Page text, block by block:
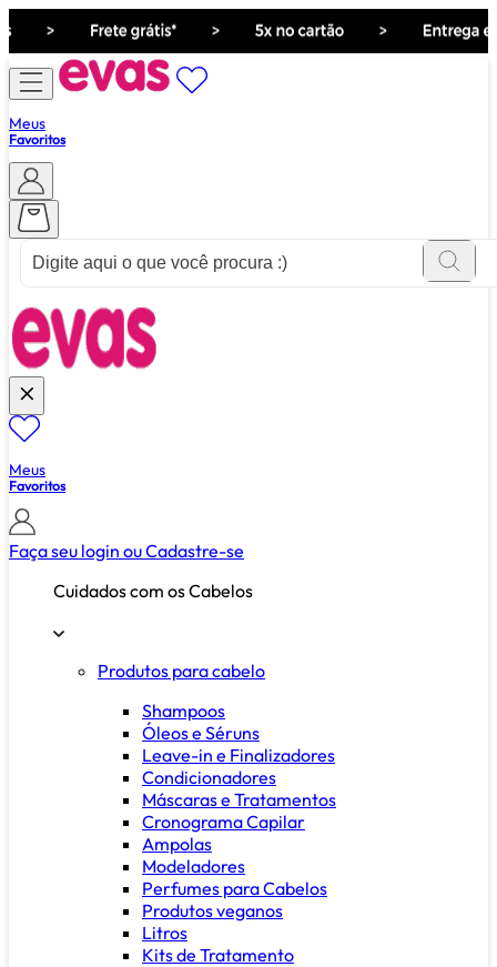
Meus
Favoritos
Meus
Favoritos
Faça seu login ouCadastre-se
Cuidados com os Cabelos
Produtos para cabelo
Shampoos
Óleos e Séruns
Leave-in e Finalizadores
Condicionadores
Máscaras e Tratamentos
Cronograma Capilar
Ampolas
Modeladores
Perfumes para Cabelos
Produtos veganos
Litros
Kits de Tratamento